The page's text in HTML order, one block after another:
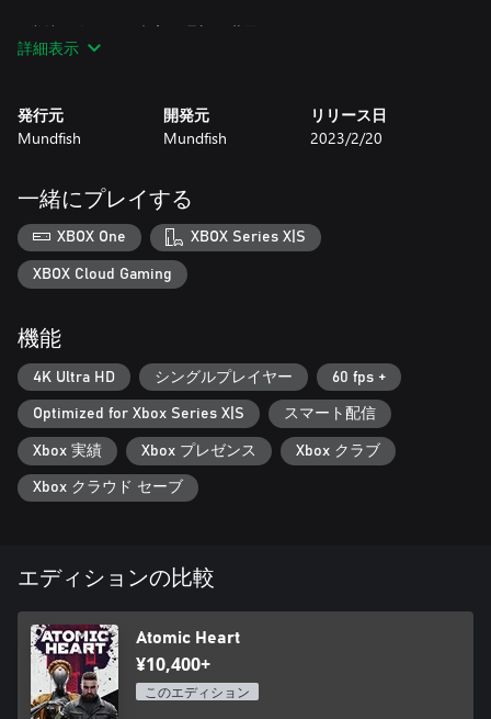
• 常軌を逸した、崇高な理想の世界
• 直感的・劇的・過酷な戦闘
• 武器や装備をアップグレードせよ
詳細表示
発行元
Mundfish
開発元
Mundfish
リリース日
2023/2/20
一緒にプレイする
XBOX One XBOX Series X|S
XBOX Cloud Gaming
機能
4K Ultra HD シングルプレイヤー 60 fps +
Optimized for Xbox Series X|S スマート配信
Xbox 実績 Xbox プレゼンス Xbox クラブ
Xbox クラウド セーブ
エディションの比較
Atomic Heart
¥10,400+
このエディション